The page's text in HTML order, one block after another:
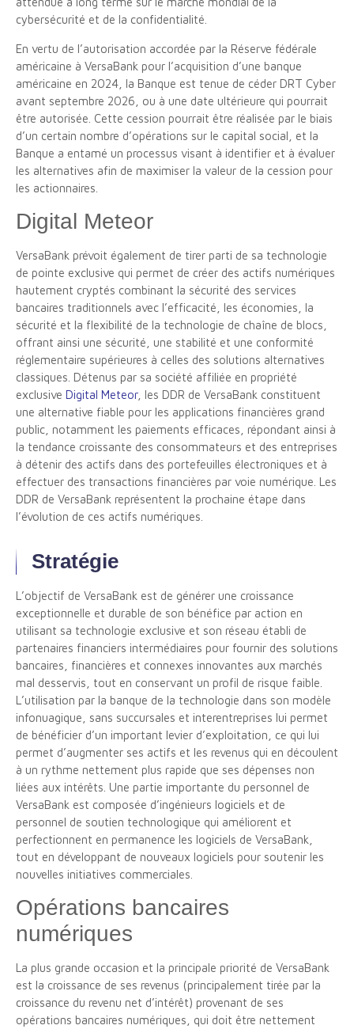
cybersécurité et de la confidentialité.
En vertu de l’autorisation accordée par la Réserve fédérale
américaine à VersaBank pour l’acquisition d’une banque
américaine en 2024, la Banque est tenue de céder DRT Cyber
avant septembre 2026, ou à une date ultérieure qui pourrait
être autorisée. Cette cession pourrait être réalisée par le biais
d’un certain nombre d’opérations sur le capital social, et la
Banque a entamé un processus visant à identifier et à évaluer
les alternatives afin de maximiser la valeur de la cession pour
les actionnaires.
Digital Meteor
VersaBank prévoit également de tirer parti de sa technologie
de pointe exclusive qui permet de créer des actifs numériques
hautement cryptés combinant la sécurité des services
bancaires traditionnels avec l’efficacité, les économies, la
sécurité et la flexibilité de la technologie de chaîne de blocs,
offrant ainsi une sécurité, une stabilité et une conformité
réglementaire supérieures à celles des solutions alternatives
classiques. Détenus par sa société affiliée en propriété
exclusive Digital Meteor, les DDR de VersaBank constituent
une alternative fiable pour les applications financières grand
public, notamment les paiements efficaces, répondant ainsi à
la tendance croissante des consommateurs et des entreprises
à détenir des actifs dans des portefeuilles électroniques et à
effectuer des transactions financières par voie numérique. Les
DDR de VersaBank représentent la prochaine étape dans
l’évolution de ces actifs numériques.
Stratégie
L’objectif de VersaBank est de générer une croissance
exceptionnelle et durable de son bénéfice par action en
utilisant sa technologie exclusive et son réseau établi de
partenaires financiers intermédiaires pour fournir des solutions
bancaires, financières et connexes innovantes aux marchés
mal desservis, tout en conservant un profil de risque faible.
L’utilisation par la banque de la technologie dans son modèle
infonuagique, sans succursales et interentreprises lui permet
de bénéficier d’un important levier d’exploitation, ce qui lui
permet d’augmenter ses actifs et les revenus qui en découlent
à un rythme nettement plus rapide que ses dépenses non
liées aux intérêts. Une partie importante du personnel de
VersaBank est composée d’ingénieurs logiciels et de
personnel de soutien technologique qui améliorent et
perfectionnent en permanence les logiciels de VersaBank,
tout en développant de nouveaux logiciels pour soutenir les
nouvelles initiatives commerciales.
Opérations bancaires
numériques
La plus grande occasion et la principale priorité de VersaBank
est la croissance de ses revenus (principalement tirée par la
croissance du revenu net d’intérêt) provenant de ses
opérations bancaires numériques, qui doit être nettement